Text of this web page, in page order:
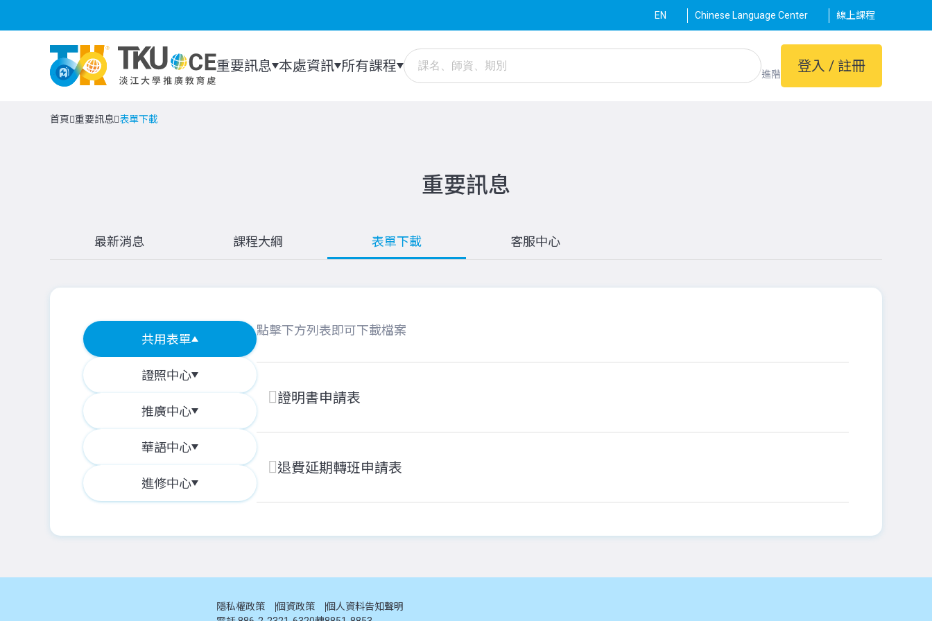
EN Chinese Language Center 線上課程
重要訊息 本處資訊 所有課程 進階 登入 / 註冊
首頁 重要訊息 表單下載
重要訊息
最新消息 課程大綱 表單下載 客服中心
共用表單
證照中心
推廣中心
華語中心
進修中心
點擊下方列表即可下載檔案
證明書申請表
退費延期轉班申請表
隱私權政策 個資政策
個人資料告知聲明